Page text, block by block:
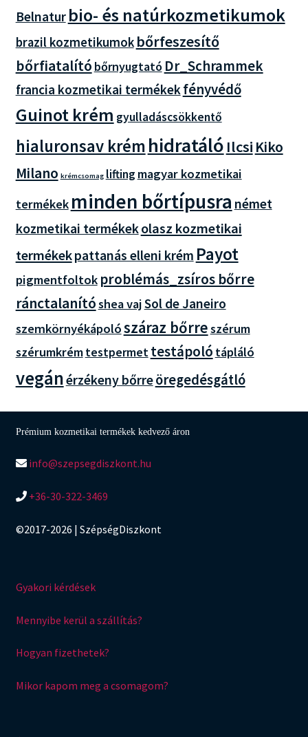
Belnatur bio- és natúrkozmetikumok
brazil kozmetikumok bőrfeszesítő
bőrfiatalító bőrnyugtató Dr_Schrammek
francia kozmetikai termékekfényvédő
Guinot krém gyulladáscsökkentő
hialuronsav krémhidratáló Ilcsi Kiko
Milano krémcsomag lifting magyar kozmetikai
termékek minden bőrtípusra német
kozmetikai termékekolasz kozmetikai
termékekpattanás elleni krém Payot
pigmentfoltok problémás_zsíros bőrre
ránctalanítóshea vajSol de Janeiro
szemkörnyékápolószáraz bőrreszérum
szérumkrémtestpermettestápoló tápláló
vegánérzékeny bőrreöregedésgátló
Prémium kozmetikai termékek kedvező áron
info@szepsegdiszkont.hu
+36-30-322-3469
©2017-2026 | SzépségDiszkont
Gyakori kérdések
Mennyibe kerül a szállítás?
Hogyan fizethetek?
Mikor kapom meg a csomagom?